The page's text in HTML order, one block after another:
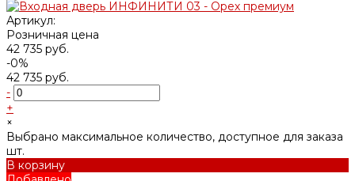
Артикул:
Розничная цена
42 735 руб.
-0%
42 735 руб.
-
+
×
Выбрано максимальное количество, доступное для заказа
шт.
В корзину